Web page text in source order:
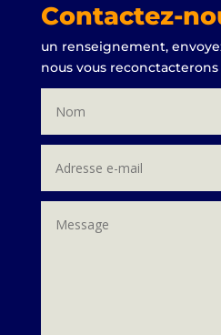
Contactez-
un renseignement,
nous vous